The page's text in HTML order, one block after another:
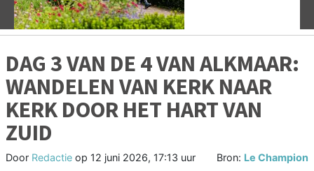
DAG 3 VAN DE 4 VAN ALKMAAR:
WANDELEN VAN KERK NAAR
KERK DOOR HET HART VAN
ZUID
Door Redactie op 12 juni 2026, 17:13 uur Bron: Le Champion